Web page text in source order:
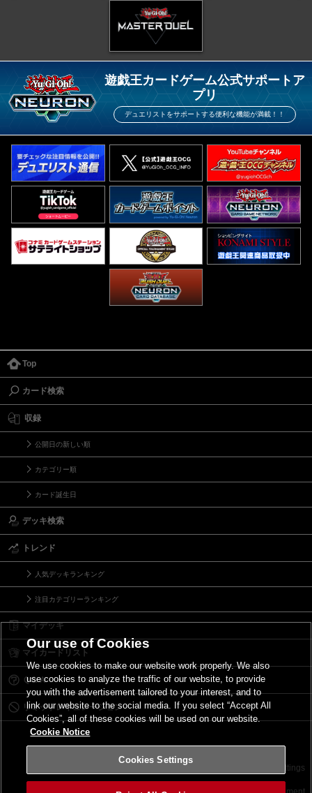
遊戯王カードゲーム公式サポートア
プリ
デュエリストをサポートする便利な機能が満載！！
Top
カード検索
収録
公開日の新しい順
カテゴリー順
カード誕生日
デッキ検索
トレンド
人気デッキランキング
注目カテゴリーランキング
マイデッキ
マイカードリスト
Ｑ＆Ａ
リミットレギュレーション
サイトポリシー Cookies Settings
Our use of Cookies
We use cookies to make our website work properly. We also
use cookies to analyze the traffic of our website, to provide
you with the advertisement tailored to your interest, and to
link our website to the social media. If you select “Accept All
Cookies”, all of these cookies will be used on our website.
Cookie Notice
Cookies Settings